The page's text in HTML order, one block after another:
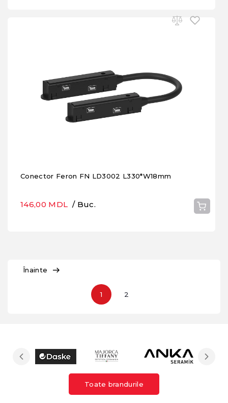
Conector Feron FN LD3002 L330*W18mm
146,00 MDL / Buc.
Înainte
1 2
Toate brandurile